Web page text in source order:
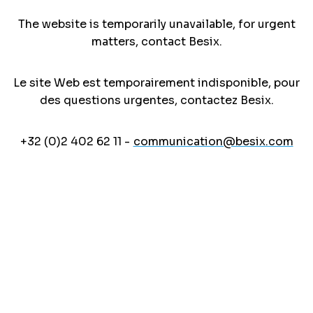
The website is temporarily unavailable, for urgent
matters, contact Besix.
Le site Web est temporairement indisponible, pour
des questions urgentes, contactez Besix.
+32 (0)2 402 62 11 - communication@besix.com